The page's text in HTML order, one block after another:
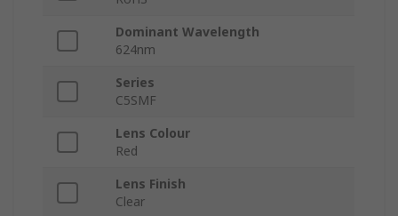
Dominant Wavelength
624nm
Series
C5SMF
Lens Colour
Red
Lens Finish
Clear